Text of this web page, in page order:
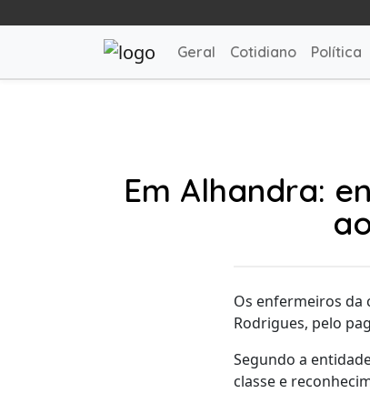
Geral Cotidiano Política
Em Alhandra:
Os enfermeiros da
Rodrigues, pelo
Segundo a
classe e